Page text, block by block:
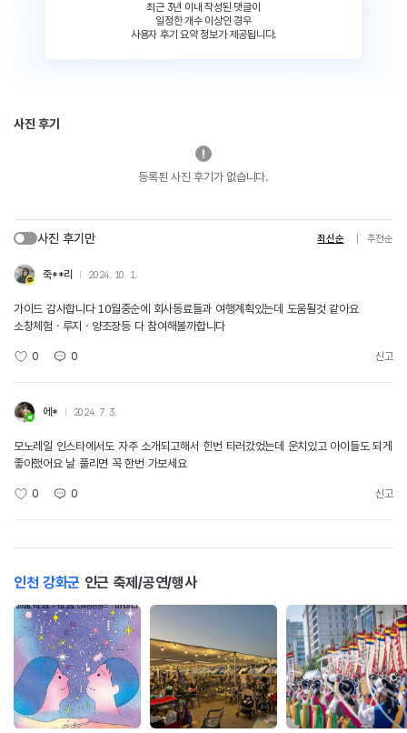
최근 3년 이내 작성된 댓글이
일정한 개수 이상인 경우
사용자 후기 요약 정보가 제공됩니다.
사진 후기
등록된 사진 후기가 없습니다.
사진 후기만 최신순 추천순
죽**리 2024. 10. 1.
가이드 감사합니다 10월중순에 회사동료들과 여행계획있는데 도움될것 같아요
소창체험ㆍ루지ㆍ양조장등 다 참여해볼까합니다
0 0 신고
에* 2024. 7. 3.
모노레일 인스타에서도 자주 소개되고해서 힌번 타러갔었는데 운치있고 아이들도 되게
좋아했어요 날 풀리면 꼭 한번 가보세요
0 0 신고
인천 강화군 인근 축제/공연/행사